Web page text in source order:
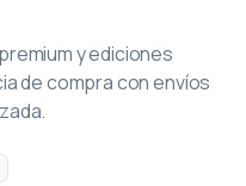
y ediciones
de compra con envíos